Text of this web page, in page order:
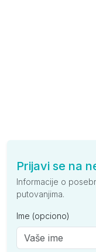
Prijavi se na
Informacije o
putovanjima.
Ime (opciono)